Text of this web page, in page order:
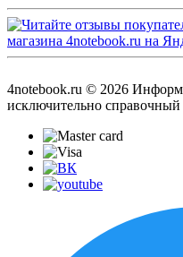
4notebook.ru © 2026
исключительно справочный